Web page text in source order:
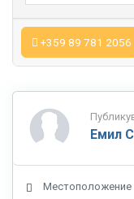
+359 89 781 2056
Емил
Местоположение